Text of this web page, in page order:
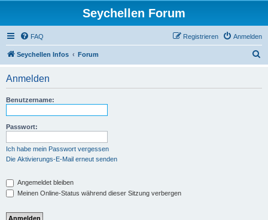
Seychellen Forum
FAQ Anmelden
Registrieren
Seychellen Infos Forum
Anmelden
Benutzername:
Passwort:
Ich habe mein Passwort vergessen
Die Aktivierungs-E-Mail erneut senden
Angemeldet bleiben
Meinen Online-Status während dieser Sitzung verbergen